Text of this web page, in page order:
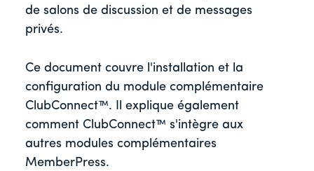
de salons de discussion et de messages
privés.
Ce document couvre l'installation et la
configuration du module complémentaire
ClubConnect™. Il explique également
comment ClubConnect™ s'intègre aux
autres modules complémentaires
MemberPress.